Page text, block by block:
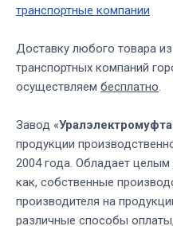
транспортные компании
Доставку любого товара
транспортных компаний
осуществляем бесплатно.
Завод «Уралэлектромуфта
продукции
2004 года. Обладает
как, собственные
производителя на
различные способы